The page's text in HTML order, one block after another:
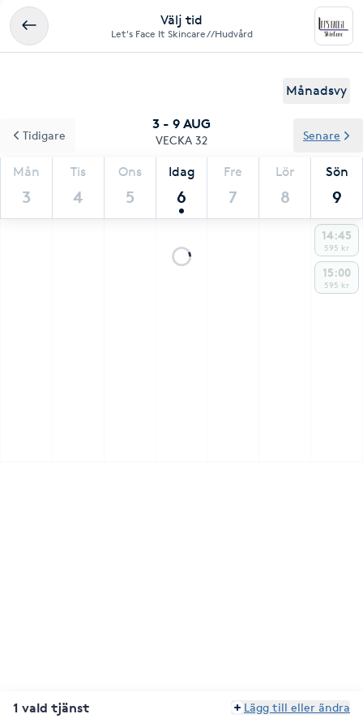
Välj tid
Let's Face It Skincare//Hudvård
Månadsvy
3 - 9 AUG
VECKA 32
Mån
3
Tis
4
Ons
5
Idag
6
Fre
7
Lör
8
Sön
9
Tidigare Senare
14:45
595 kr
15:00
595 kr
1 vald tjänst Lägg till eller ändra